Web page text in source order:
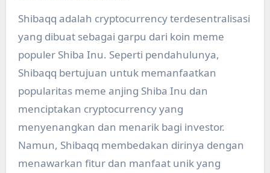
Shibaqq adalah cryptocurrency terdesentralisasi
yang dibuat sebagai garpu dari koin meme
populer Shiba Inu. Seperti pendahulunya,
Shibaqq bertujuan untuk memanfaatkan
popularitas meme anjing Shiba Inu dan
menciptakan cryptocurrency yang
menyenangkan dan menarik bagi investor.
Namun, Shibaqq membedakan dirinya dengan
menawarkan fitur dan manfaat unik yang